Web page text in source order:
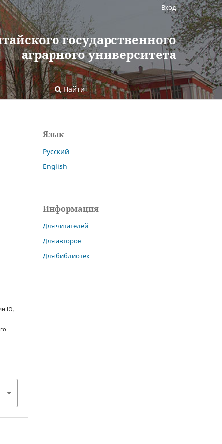
государственного
аграрного университета
Найти
Вход
Ю.
Язык
Русский
English
Информация
Для читателей
Для авторов
Для библиотек